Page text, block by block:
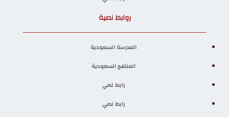
روابط نصية
المدرسة السعودية
المناهج السعودية
رابط نصي
رابط نصي